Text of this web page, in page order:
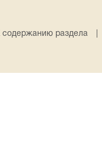
содержанию раздела